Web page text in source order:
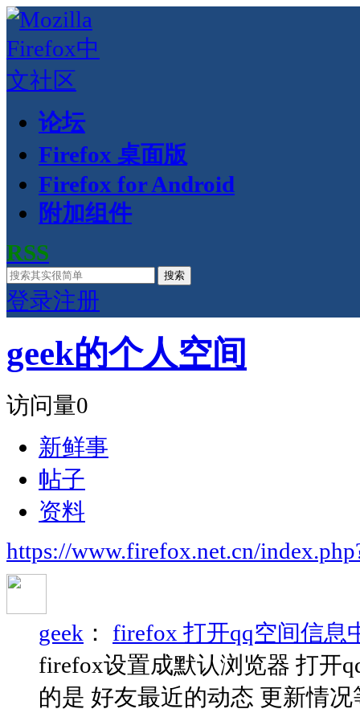
论坛
Firefox 桌面版
Firefox for Android
附加组件
RSS
搜索
登录注册
geek的个人空间
访问量0
新鲜事
帖子
资料
https://www.firefox.net.cn/
geek ： firefox 打开qq空间信息
firefox设置成默认浏览器 打开
的是 好友最近的动态 更新情